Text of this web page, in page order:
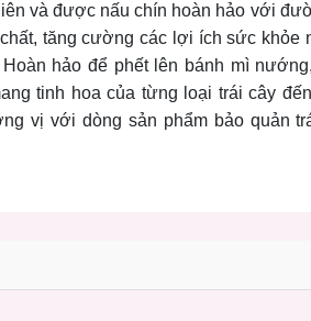
và được nấu chín hoàn hảo với
tăng cường các lợi ích sức khỏe
hảo để phết lên bánh mì
tinh hoa của từng loại trái cây
vị với dòng sản phẩm bảo quản